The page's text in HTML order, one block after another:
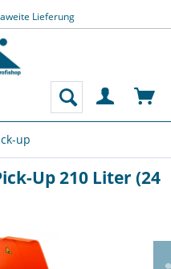
up
Up 210 Liter (24